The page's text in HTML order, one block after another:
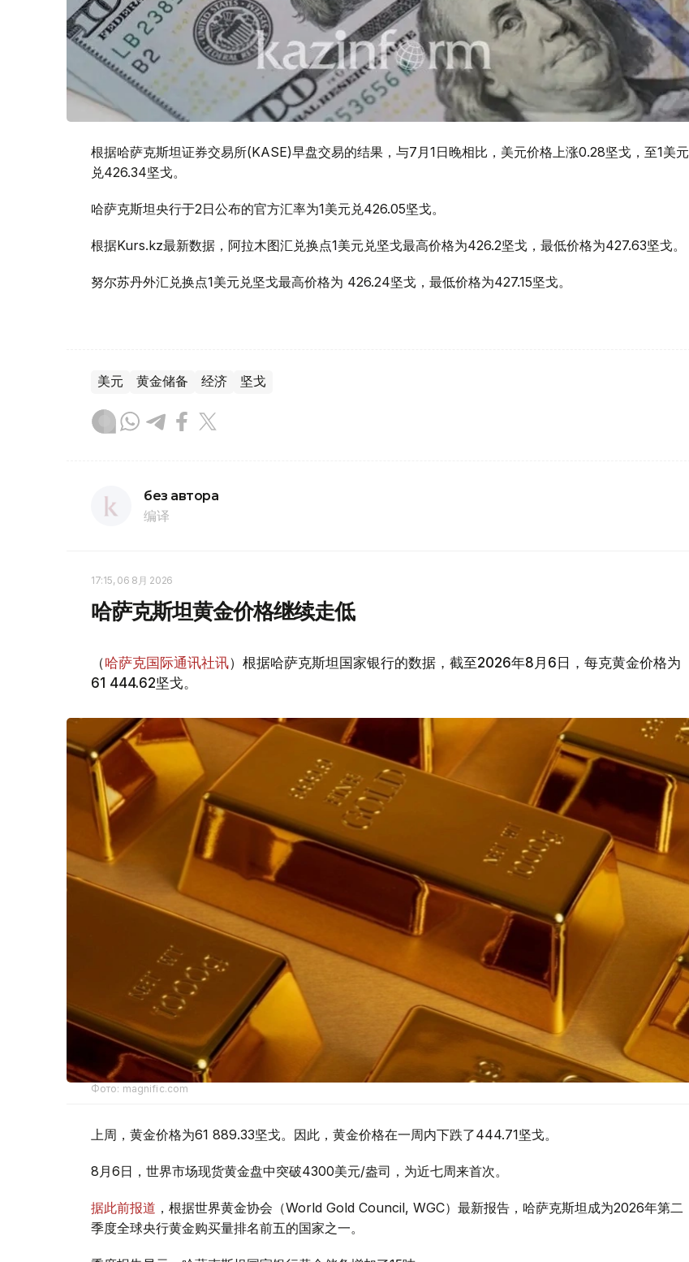
根据哈萨克斯坦证券交易所(KASE)早盘交易的结果，与7月1日晚相比，美元价格上涨0.28坚戈，至1美元
兑426.34坚戈。
哈萨克斯坦央行于2日公布的官方汇率为1美元兑426.05坚戈。
根据Kurs.kz最新数据，阿拉木图汇兑换点1美元兑坚戈最高价格为426.2坚戈，最低价格为427.63坚戈。
努尔苏丹外汇兑换点1美元兑坚戈最高价格为 426.24坚戈，最低价格为427.15坚戈。
美元 黄金储备 经济 坚戈
без автора
编译
17:15, 06 8月 2026
哈萨克斯坦黄金价格继续走低
（哈萨克国际通讯社讯）根据哈萨克斯坦国家银行的数据，截至2026年8月6日，每克黄金价格为
61 444.62坚戈。
Фото: magnific.com
上周，黄金价格为61 889.33坚戈。因此，黄金价格在一周内下跌了444.71坚戈。
8月6日，世界市场现货黄金盘中突破4300美元/盎司，为近七周来首次。
据此前报道 ，根据世界黄金协会（World Gold Council, WGC）最新报告，哈萨克斯坦成为2026年第二
季度全球央行黄金购买量排名前五的国家之一。